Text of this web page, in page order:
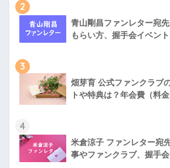
2
青山剛昌ファンレター宛
もらい方、握手会イベン
3
畑芽育 公式ファンクラブ
トや特典は？年会費（料
4
米倉涼子 ファンレター宛
事やファンクラブ、握手